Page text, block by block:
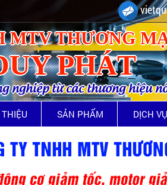
MTV THƯƠNG
PHÁT
nghiệp từ các thương hiệu
THIỆU SẢN PHẨM DỊCH VỤ